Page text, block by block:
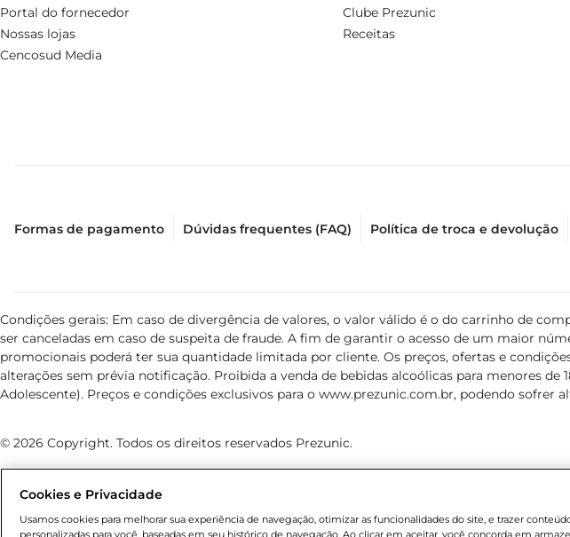
Portal do fornecedor
Nossas lojas
Cencosud Media
Clube Prezunic
Receitas
Formas de pagamento Dúvidas frequentes (FAQ) Política de troca e devolução
Condições gerais: Em caso de divergência de valores, o valor válido é o do carrinho de
ser canceladas em caso de suspeita de fraude. A fim de garantir o acesso de um maior
promocionais poderá ter sua quantidade limitada por cliente. Os preços, ofertas e
alterações sem prévia notificação. Proibida a venda de bebidas alcoólicas para menores de
Adolescente). Preços e condições exclusivos para o www.prezunic.com.br, podendo sofrer
© 2026 Copyright. Todos os direitos reservados Prezunic.
Cookies e Privacidade
Usamos cookies para melhorar sua experiência de navegação, otimizar as funcionalidades do site, e trazer
personalizadas para você, baseadas em seu histórico de navegação. Ao clicar em aceitar, você concorda em